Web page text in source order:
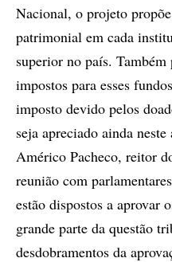
Nacional, o projeto
patrimonial em cada
superior no país. Também
impostos para esses
imposto devido pelos
seja apreciado ainda
Américo Pacheco, reitor
reunião com
estão dispostos a aprovar
grande parte da questão
desdobramentos da